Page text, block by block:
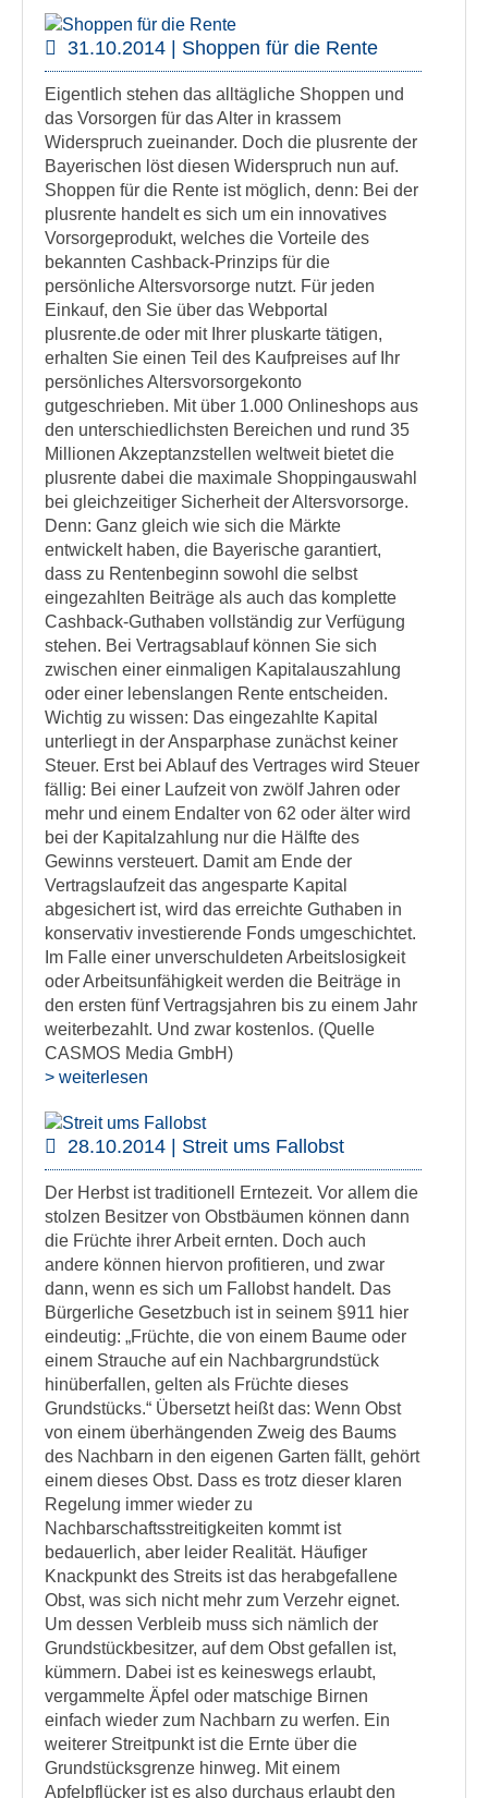
31.10.2014 | Shoppen für die Rente
Eigentlich stehen das alltägliche Shoppen und
das Vorsorgen für das Alter in krassem
Widerspruch zueinander. Doch die plusrente der
Bayerischen löst diesen Widerspruch nun auf.
Shoppen für die Rente ist möglich, denn: Bei der
plusrente handelt es sich um ein innovatives
Vorsorgeprodukt, welches die Vorteile des
bekannten Cashback-Prinzips für die
persönliche Altersvorsorge nutzt. Für jeden
Einkauf, den Sie über das Webportal
plusrente.de oder mit Ihrer pluskarte tätigen,
erhalten Sie einen Teil des Kaufpreises auf Ihr
persönliches Altersvorsorgekonto
gutgeschrieben. Mit über 1.000 Onlineshops aus
den unterschiedlichsten Bereichen und rund 35
Millionen Akzeptanzstellen weltweit bietet die
plusrente dabei die maximale Shoppingauswahl
bei gleichzeitiger Sicherheit der Altersvorsorge.
Denn: Ganz gleich wie sich die Märkte
entwickelt haben, die Bayerische garantiert,
dass zu Rentenbeginn sowohl die selbst
eingezahlten Beiträge als auch das komplette
Cashback-Guthaben vollständig zur Verfügung
stehen. Bei Vertragsablauf können Sie sich
zwischen einer einmaligen Kapitalauszahlung
oder einer lebenslangen Rente entscheiden.
Wichtig zu wissen: Das eingezahlte Kapital
unterliegt in der Ansparphase zunächst keiner
Steuer. Erst bei Ablauf des Vertrages wird Steuer
fällig: Bei einer Laufzeit von zwölf Jahren oder
mehr und einem Endalter von 62 oder älter wird
bei der Kapitalzahlung nur die Hälfte des
Gewinns versteuert. Damit am Ende der
Vertragslaufzeit das angesparte Kapital
abgesichert ist, wird das erreichte Guthaben in
konservativ investierende Fonds umgeschichtet.
Im Falle einer unverschuldeten Arbeitslosigkeit
oder Arbeitsunfähigkeit werden die Beiträge in
den ersten fünf Vertragsjahren bis zu einem Jahr
weiterbezahlt. Und zwar kostenlos. (Quelle
CASMOS Media GmbH)
> weiterlesen
28.10.2014 | Streit ums Fallobst
Der Herbst ist traditionell Erntezeit. Vor allem die
stolzen Besitzer von Obstbäumen können dann
die Früchte ihrer Arbeit ernten. Doch auch
andere können hiervon profitieren, und zwar
dann, wenn es sich um Fallobst handelt. Das
Bürgerliche Gesetzbuch ist in seinem §911 hier
eindeutig: „Früchte, die von einem Baume oder
einem Strauche auf ein Nachbargrundstück
hinüberfallen, gelten als Früchte dieses
Grundstücks.“ Übersetzt heißt das: Wenn Obst
von einem überhängenden Zweig des Baums
des Nachbarn in den eigenen Garten fällt, gehört
einem dieses Obst. Dass es trotz dieser klaren
Regelung immer wieder zu
Nachbarschaftsstreitigkeiten kommt ist
bedauerlich, aber leider Realität. Häufiger
Knackpunkt des Streits ist das herabgefallene
Obst, was sich nicht mehr zum Verzehr eignet.
Um dessen Verbleib muss sich nämlich der
Grundstückbesitzer, auf dem Obst gefallen ist,
kümmern. Dabei ist es keineswegs erlaubt,
vergammelte Äpfel oder matschige Birnen
einfach wieder zum Nachbarn zu werfen. Ein
weiterer Streitpunkt ist die Ernte über die
Grundstücksgrenze hinweg. Mit einem
Apfelpflücker ist es also durchaus erlaubt den